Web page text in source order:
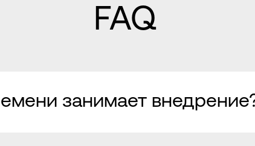
FAQ
занимает